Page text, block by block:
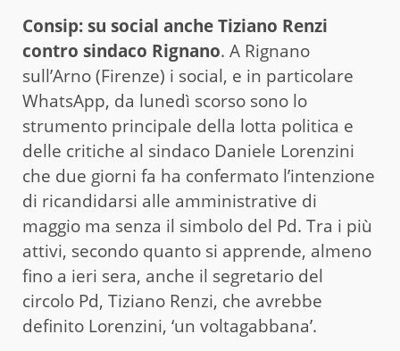
Consip: su social anche Tiziano Renzi
contro sindaco Rignano. A Rignano
sull’Arno (Firenze) i social, e in particolare
WhatsApp, da lunedì scorso sono lo
strumento principale della lotta politica e
delle critiche al sindaco Daniele Lorenzini
che due giorni fa ha confermato l’intenzione
di ricandidarsi alle amministrative di
maggio ma senza il simbolo del Pd. Tra i più
attivi, secondo quanto si apprende, almeno
fino a ieri sera, anche il segretario del
circolo Pd, Tiziano Renzi, che avrebbe
definito Lorenzini, ‘un voltagabbana’.